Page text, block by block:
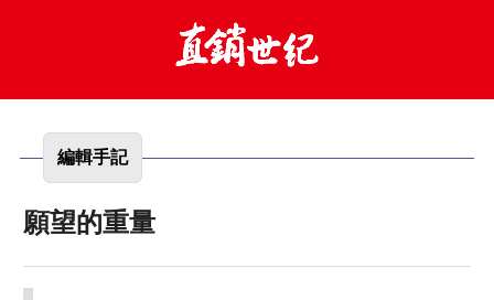
編輯手記
願望的重量